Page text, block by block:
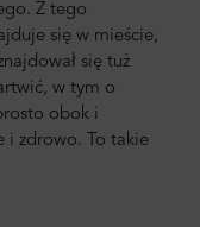
Z tego
się w mieście,
się tuż
w tym o
obok i
i zdrowo. To takie